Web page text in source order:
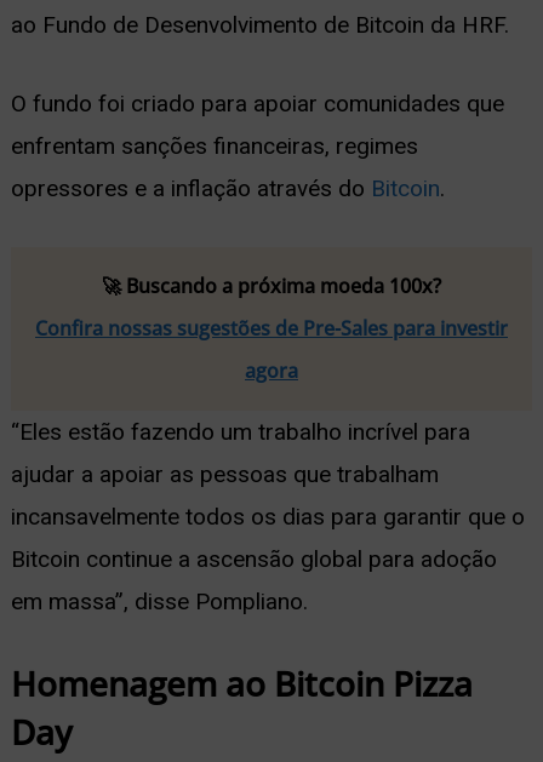
ao Fundo de Desenvolvimento de Bitcoin da HRF.
O fundo foi criado para apoiar comunidades que
enfrentam sanções financeiras, regimes
opressores e a inflação através do Bitcoin.
🚀 Buscando a próxima moeda 100x?
Confira nossas sugestões de Pre-Sales para investir
agora
“Eles estão fazendo um trabalho incrível para
ajudar a apoiar as pessoas que trabalham
incansavelmente todos os dias para garantir que o
Bitcoin continue a ascensão global para adoção
em massa”, disse Pompliano.
Homenagem ao Bitcoin Pizza
Day